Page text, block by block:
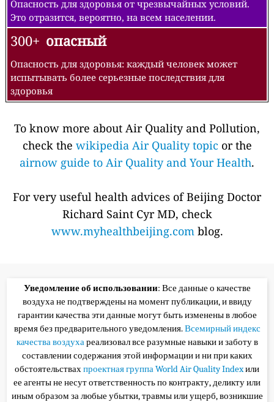
Опасность для здоровья от чрезвычайных условий.
Это отразится, вероятно, на всем населении.
300+ опасный
Опасность для здоровья: каждый человек может
испытывать более серьезные последствия для
здоровья
To know more about Air Quality and Pollution,
check the wikipedia Air Quality topic or the
airnow guide to Air Quality and Your Health.
For very useful health advices of Beijing Doctor
Richard Saint Cyr MD, check
www.myhealthbeijing.comblog.
Уведомление об использовании: Все данные о качестве
воздуха не подтверждены на момент публикации, и ввиду
гарантии качества эти данные могут быть изменены в любое
время без предварительного уведомления.Всемирный индекс
качества воздухареализовал все разумные навыки и заботу в
составлении содержания этой информации и ни при каких
обстоятельствахпроектная группа World Air Quality Indexили
ее агенты не несут ответственность по контракту, деликту или
иным образом за любые убытки, травмы или ущерб, возникшие